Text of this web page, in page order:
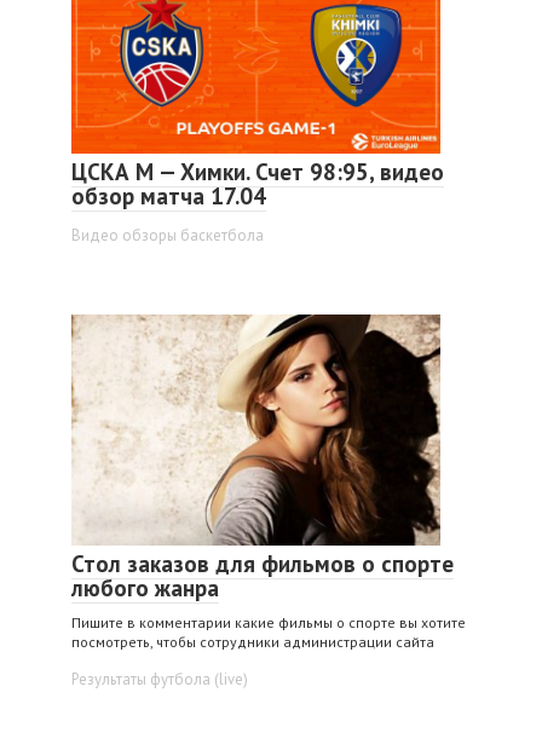
ЦСКА М — Химки. Счет 98:95, видео
обзор матча 17.04
Видео обзоры баскетбола
Стол заказов для фильмов о спорте
любого жанра
Пишите в комментарии какие фильмы о спорте вы хотите
посмотреть, чтобы сотрудники администрации сайта
Результаты футбола (live)